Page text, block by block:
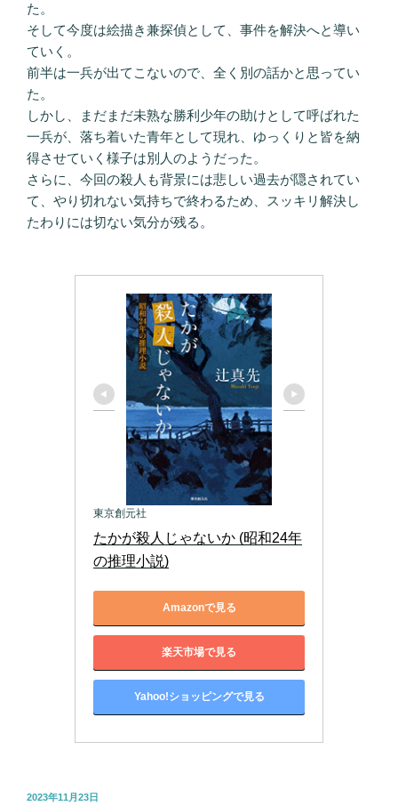
た。
そして今度は絵描き兼探偵として、事件を解決へと導い
ていく。
前半は一兵が出てこないので、全く別の話かと思ってい
た。
しかし、まだまだ未熟な勝利少年の助けとして呼ばれた
一兵が、落ち着いた青年として現れ、ゆっくりと皆を納
得させていく様子は別人のようだった。
さらに、今回の殺人も背景には悲しい過去が隠されてい
て、やり切れない気持ちで終わるため、スッキリ解決し
たわりには切ない気分が残る。
東京創元社
たかが殺人じゃないか (昭和24年
の推理小説)
Amazonで見る
楽天市場で見る
Yahoo!ショッピングで見る
投
2023年11月23日